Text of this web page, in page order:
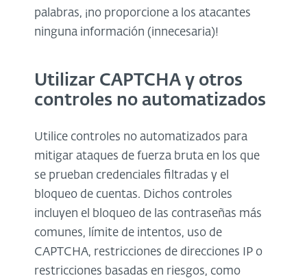
palabras, ¡no proporcione a los atacantes
ninguna información (innecesaria)!
Utilizar CAPTCHA y otros
controles no automatizados
Utilice controles no automatizados para
mitigar ataques de fuerza bruta en los que
se prueban credenciales filtradas y el
bloqueo de cuentas. Dichos controles
incluyen el bloqueo de las contraseñas más
comunes, límite de intentos, uso de
CAPTCHA, restricciones de direcciones IP o
restricciones basadas en riesgos, como